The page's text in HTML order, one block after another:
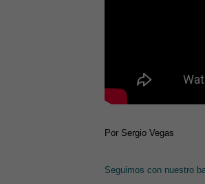
Por Sergio Vegas
Seguimos con nuestro